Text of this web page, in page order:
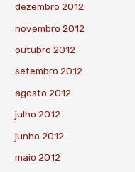
dezembro 2012
novembro 2012
outubro 2012
setembro 2012
agosto 2012
julho 2012
junho 2012
maio 2012